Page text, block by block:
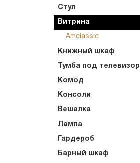
Стул
Витрина
Amclassic
Книжный шкаф
Тумба под телевизор
Комод
Консоли
Вешалка
Лампа
Гардероб
Барный шкаф